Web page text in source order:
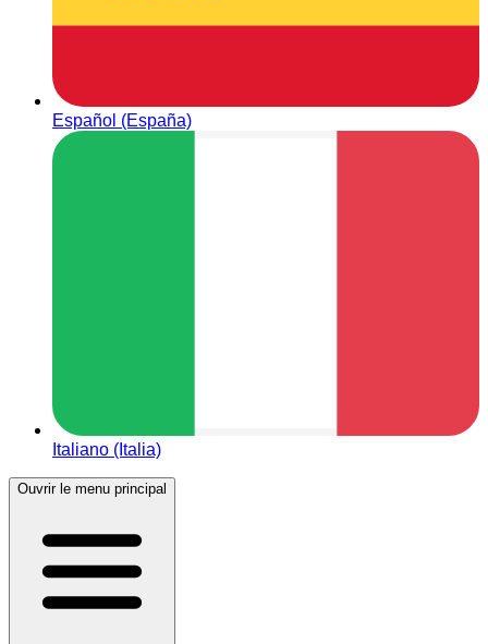
Español (España)
Italiano (Italia)
Ouvrir le menu principal